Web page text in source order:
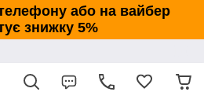
або на вайбер
знижку 5%